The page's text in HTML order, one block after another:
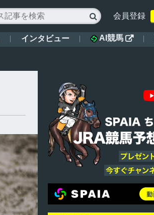
 会員登録
インタビュー AI競馬 